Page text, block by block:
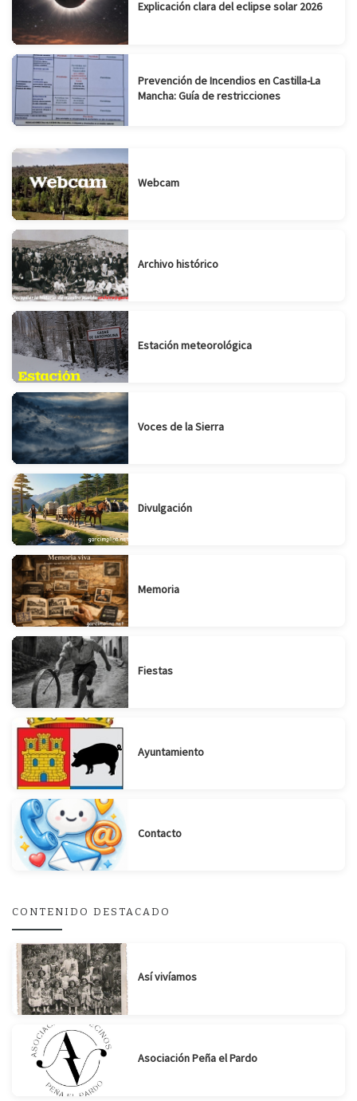
Explicación clara del eclipse solar 2026
Prevención de Incendios en Castilla-La
Mancha: Guía de restricciones
Webcam
Archivo histórico
Estación meteorológica
Voces de la Sierra
Divulgación
Memoria
Fiestas
Ayuntamiento
Contacto
CONTENIDO DESTACADO
Así vivíamos
Asociación Peña el Pardo